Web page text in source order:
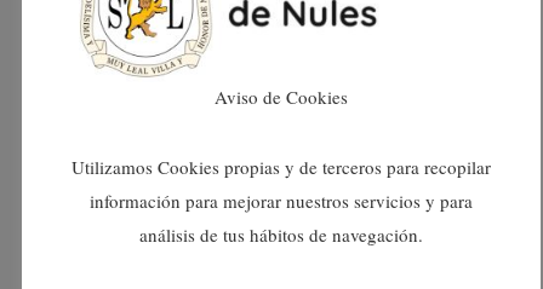
maig 2024
març 2024
Aviso de Cookies
Utilizamos Cookies propias y de terceros para recopilar
información para mejorar nuestros servicios y para
análisis de tus hábitos de navegación.